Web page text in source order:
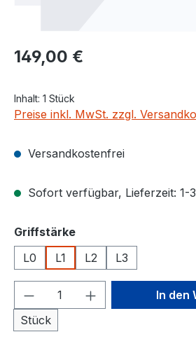
Regulärer Preis:
149,00 €
Inhalt: 1 Stück
Preise inkl. MwSt. zzgl.
Versandkostenfrei
Sofort verfügbar, Lieferzeit: 1-
Griffstärkeauswählen
L0
L1 L2 L3
Produkt Anzahl: Gib
Stück
In den